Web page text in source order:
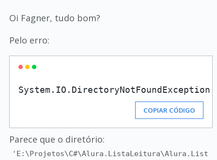
Oi Fagner, tudo bom?
Pelo erro:
COPIAR CÓDIGO
Parece que o diretório:
'E:\Projetos\C#\Alura.ListaLeitura\Alura.List